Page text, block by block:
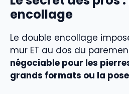
encollage
Le double encollage
mur ET au dos du
négociable pour les
grands formats ou la